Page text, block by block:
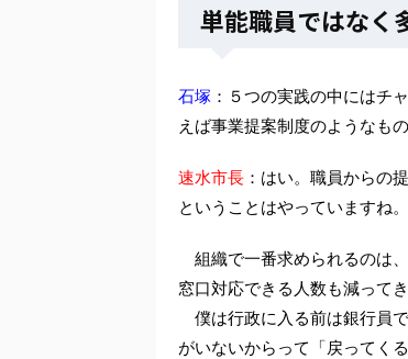
単能職員ではなく
石塚 ：５つの実践の中にはチ
えば事業提案制度のようなも
速水市長 ：はい。職員からの
ということはやっていますね
組織で一番求められるのは
窓口対応できる人数も減って
僕は行政に入る前は銀行員
がいないからって「戻ってく